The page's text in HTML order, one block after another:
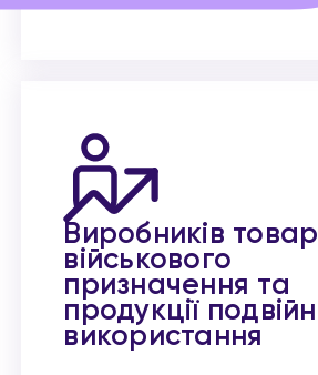
Виробників
військового
призначення та
продукції
використання